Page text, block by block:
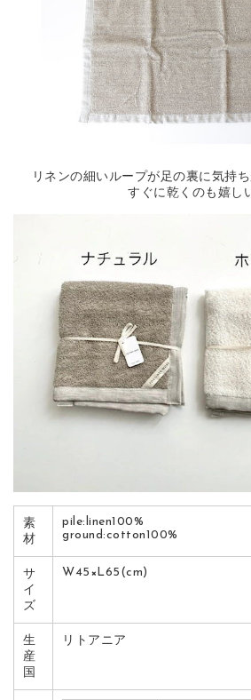
リネンの細いループが足の裏に気持
すぐに乾くのも嬉し
素
材
pile:linen100%
ground:cotton100%
サ
イ
ズ
W45×L65(cm)
生
産
国
リトアニア